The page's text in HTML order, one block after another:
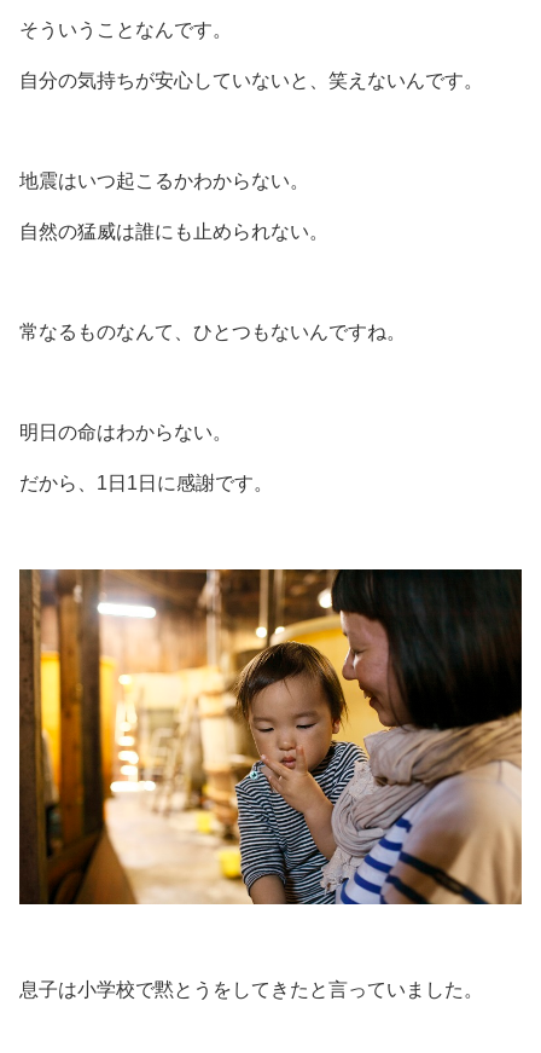
そういうことなんです。
自分の気持ちが安心していないと、笑えないんです。
地震はいつ起こるかわからない。
自然の猛威は誰にも止められない。
常なるものなんて、ひとつもないんですね。
明日の命はわからない。
だから、1日1日に感謝です。
息子は小学校で黙とうをしてきたと言っていました。